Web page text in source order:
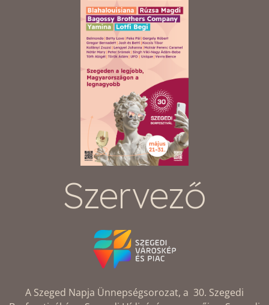
Szervező
A Szeged Napja Ünnepségsorozat, a 30. Szegedi